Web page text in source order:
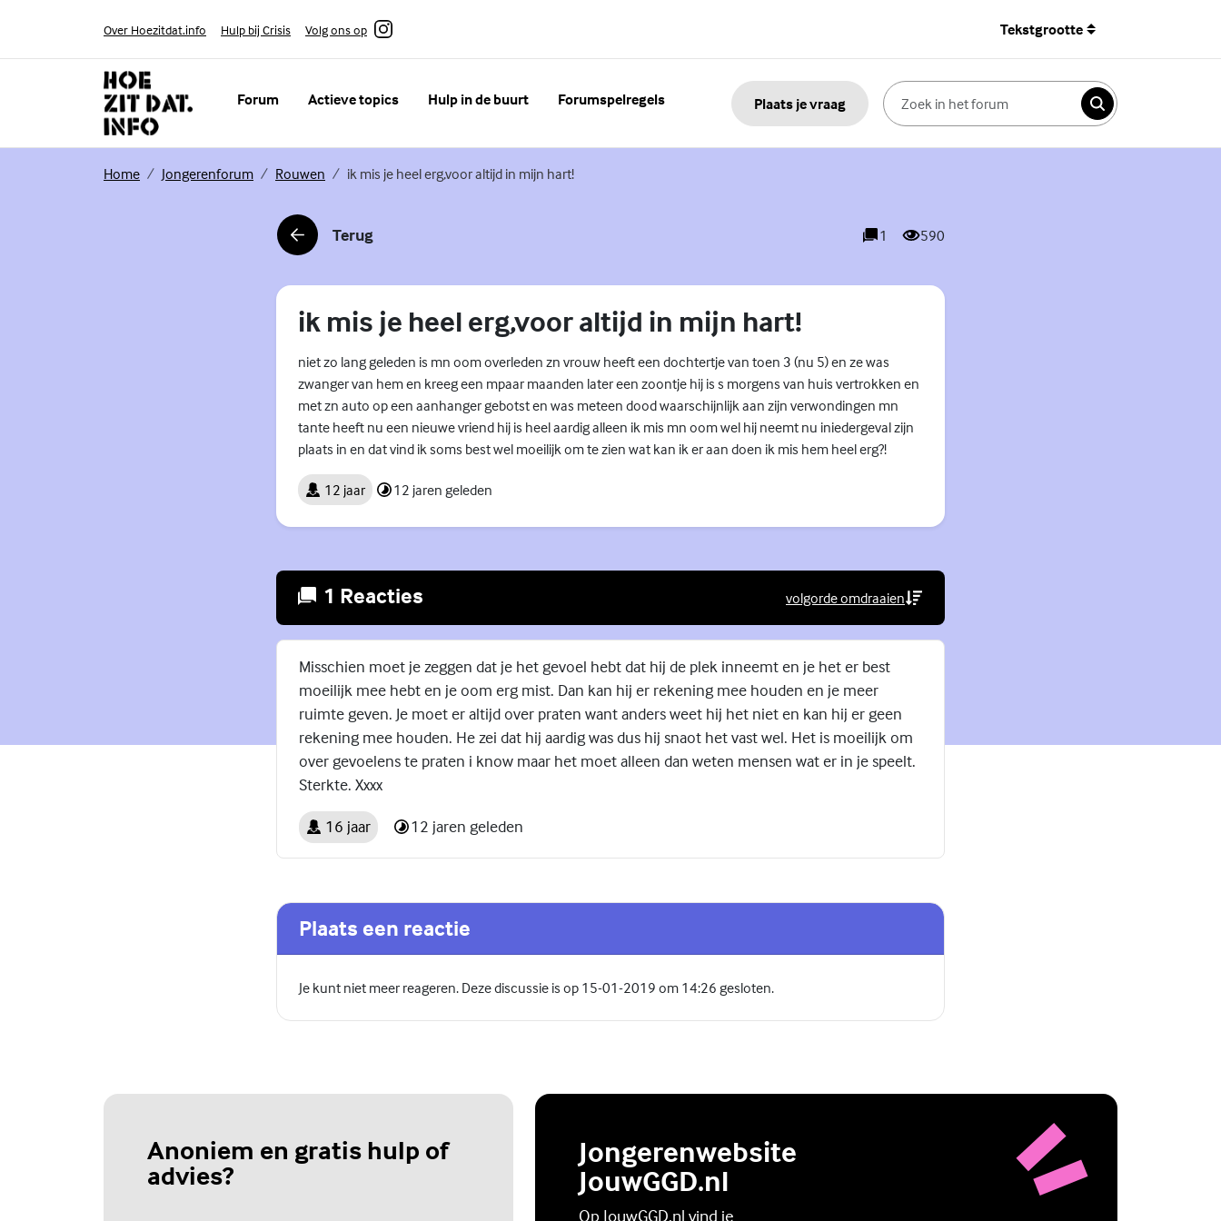
Over Hoezitdat.info Hulp bij Crisis Volg ons op
Instagram Tekstgrootte
Forum Actieve topics Hulp in de buurt Forumspelregels Plaats je vraag
Zoeken
Home(Externe link)
Jongerenforum(Externe link)
Rouwen (Externe link)
ik mis je heel erg,voor altijd in mijn hart!
Terug
(Externe link) 1
reacties
590
weergaves
ik mis je heel erg,voor altijd in mijn hart!
niet zo lang geleden is mn oom overleden zn vrouw heeft een dochtertje van toen 3 (nu 5) en ze was
zwanger van hem en kreeg een mpaar maanden later een zoontje hij is s morgens van huis vertrokken en
met zn auto op een aanhanger gebotst en was meteen dood waarschijnlijk aan zijn verwondingen mn
tante heeft nu een nieuwe vriend hij is heel aardig alleen ik mis mn oom wel hij neemt nu iniedergeval zijn
plaats in en dat vind ik soms best wel moeilijk om te zien wat kan ik er aan doen ik mis hem heel erg?!
12 jaar 12 jaren geleden
1 Reacties volgorde omdraaien
(Externe link)
Misschien moet je zeggen dat je het gevoel hebt dat hij de plek inneemt en je het er best
moeilijk mee hebt en je oom erg mist. Dan kan hij er rekening mee houden en je meer
ruimte geven. Je moet er altijd over praten want anders weet hij het niet en kan hij er geen
rekening mee houden. He zei dat hij aardig was dus hij snaot het vast wel. Het is moeilijk om
over gevoelens te praten i know maar het moet alleen dan weten mensen wat er in je speelt.
Sterkte. Xxxx
16 jaar 12 jaren geleden
Plaats een reactie
Je kunt niet meer reageren. Deze discussie is op 15-01-2019 om 14:26 gesloten.
Anoniem en gratis hulp of
advies?
Jongerenwebsite
JouwGGD.nl
Op JouwGGD.nl vind je